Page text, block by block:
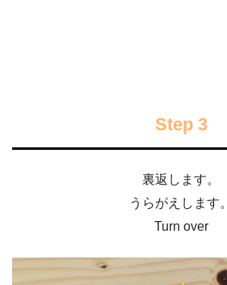
Step 3
裏返します。
うらがえします。
Turn over